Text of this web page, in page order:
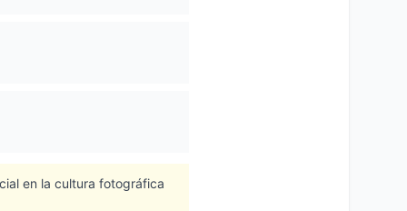
en la cultura fotográfica